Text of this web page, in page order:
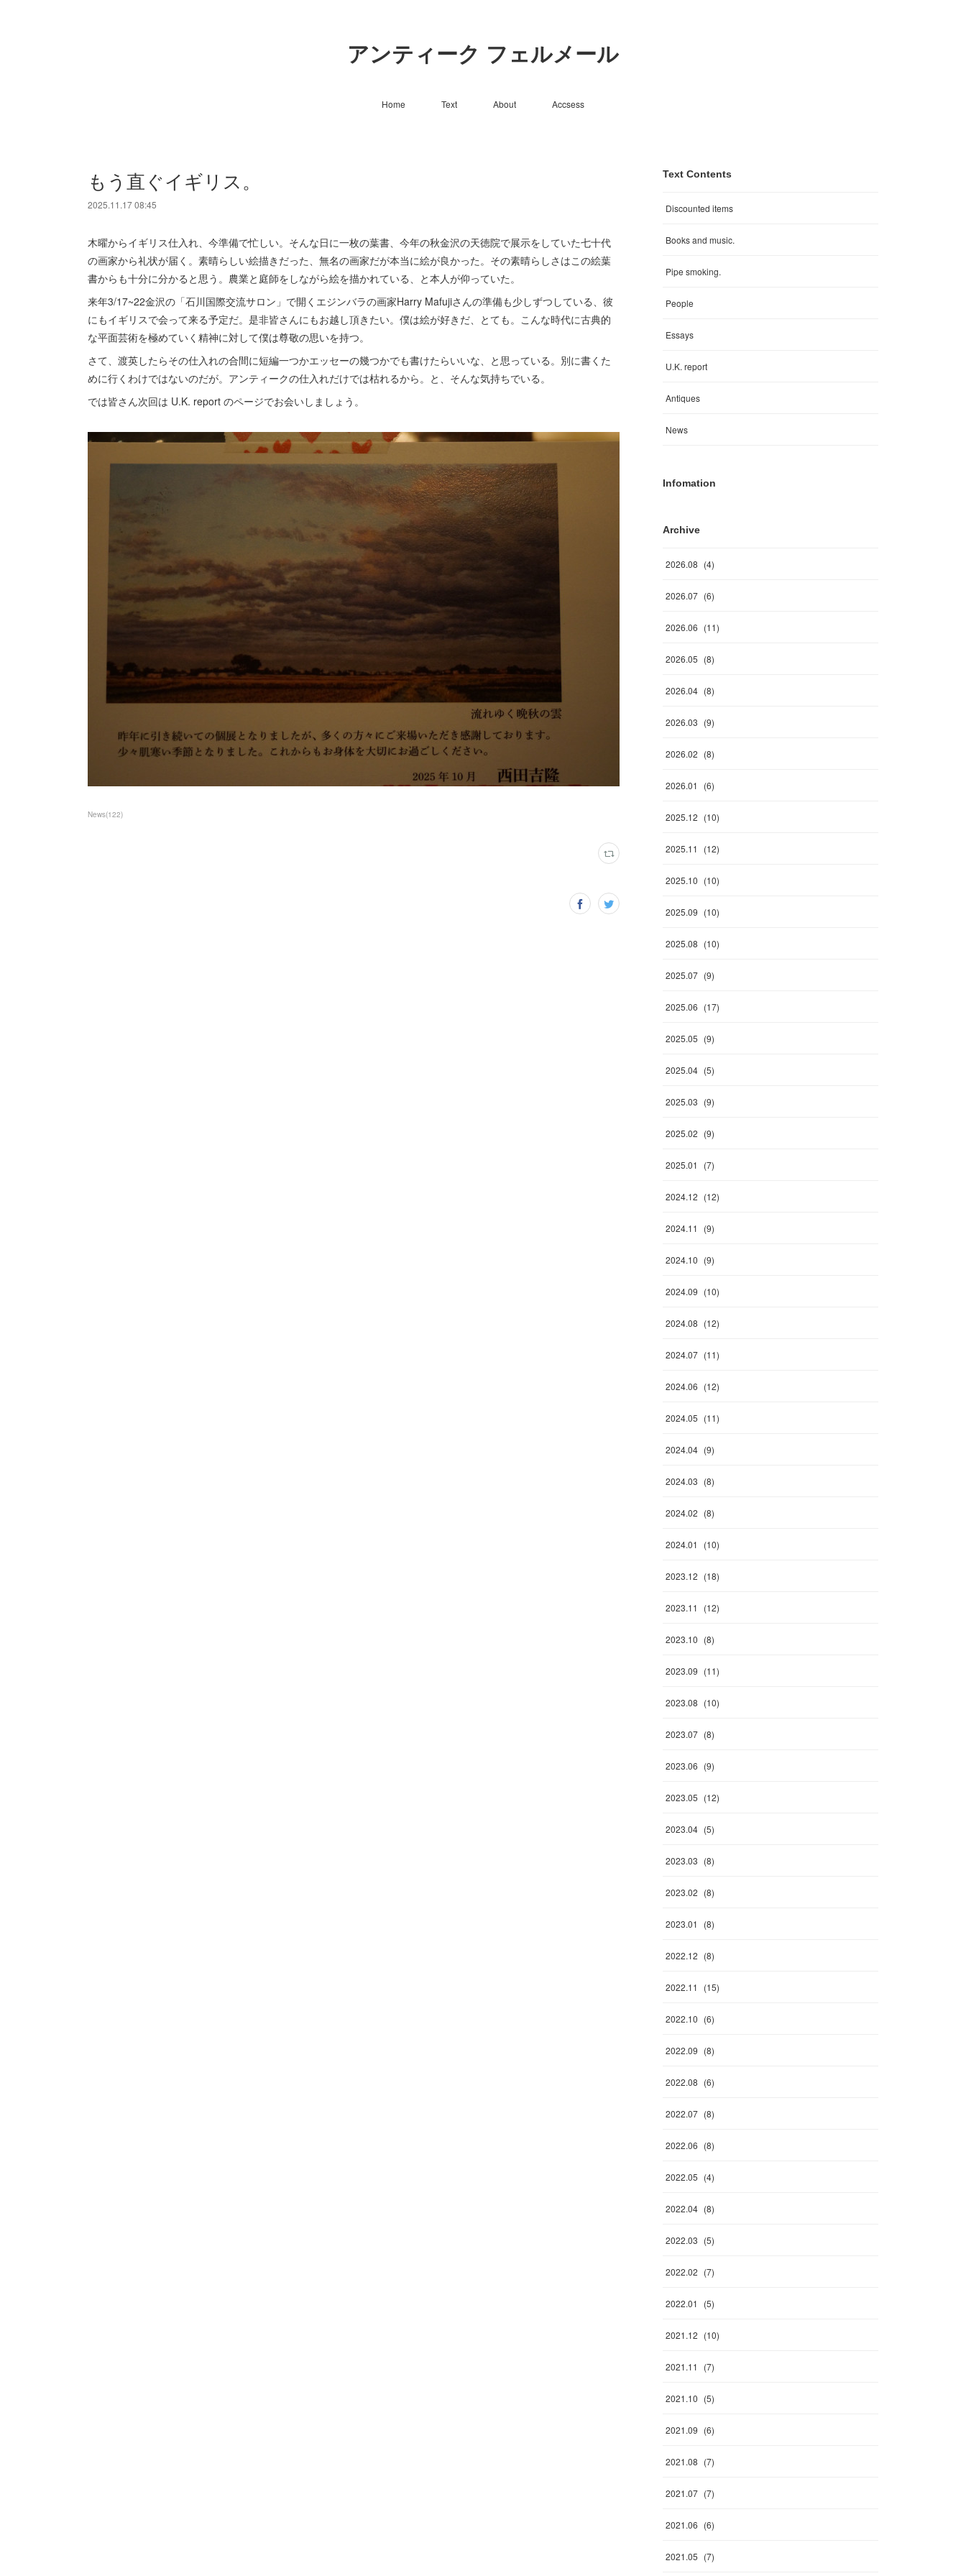
アンティーク フェルメール
Home Text About Accsess
もう直ぐイギリス。
2025.11.17 08:45
木曜からイギリス仕入れ、今準備で忙しい。そんな日に一枚の葉書、今年の秋金沢の天徳院で展示をしていた七十代
の画家から礼状が届く。素晴らしい絵描きだった、無名の画家だが本当に絵が良かった。その素晴らしさはこの絵葉
書からも十分に分かると思う。農業と庭師をしながら絵を描かれている、と本人が仰っていた。
来年3/17~22金沢の「石川国際交流サロン」で開くエジンバラの画家Harry Mafujiさんの準備も少しずつしている、彼
にもイギリスで会って来る予定だ。是非皆さんにもお越し頂きたい。僕は絵が好きだ、とても。こんな時代に古典的
な平面芸術を極めていく精神に対して僕は尊敬の思いを持つ。
さて、渡英したらその仕入れの合間に短編一つかエッセーの幾つかでも書けたらいいな、と思っている。別に書くた
めに行くわけではないのだが。アンティークの仕入れだけでは枯れるから。と、そんな気持ちでいる。
では皆さん次回は U.K. report のページでお会いしましょう。
News(122)
Text Contents
Discounted items
Books and music.
Pipe smoking.
People
Essays
U.K. report
Antiques
News
Infomation
Archive
2026.08 (4)
2026.07 (6)
2026.06 (11)
2026.05 (8)
2026.04 (8)
2026.03 (9)
2026.02 (8)
2026.01 (6)
2025.12 (10)
2025.11 (12)
2025.10 (10)
2025.09 (10)
2025.08 (10)
2025.07 (9)
2025.06 (17)
2025.05 (9)
2025.04 (5)
2025.03 (9)
2025.02 (9)
2025.01 (7)
2024.12 (12)
2024.11 (9)
2024.10 (9)
2024.09 (10)
2024.08 (12)
2024.07 (11)
2024.06 (12)
2024.05 (11)
2024.04 (9)
2024.03 (8)
2024.02 (8)
2024.01 (10)
2023.12 (18)
2023.11 (12)
2023.10 (8)
2023.09 (11)
2023.08 (10)
2023.07 (8)
2023.06 (9)
2023.05 (12)
2023.04 (5)
2023.03 (8)
2023.02 (8)
2023.01 (8)
2022.12 (8)
2022.11 (15)
2022.10 (6)
2022.09 (8)
2022.08 (6)
2022.07 (8)
2022.06 (8)
2022.05 (4)
2022.04 (8)
2022.03 (5)
2022.02 (7)
2022.01 (5)
2021.12 (10)
2021.11 (7)
2021.10 (5)
2021.09 (6)
2021.08 (7)
2021.07 (7)
2021.06 (6)
2021.05 (7)